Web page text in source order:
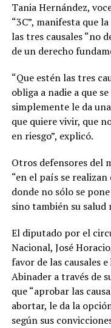
Tania Hernández,
“3C”, manifesta que
las tres causales “no
de un derecho
“Que estén las tres
obliga a nadie a que
simplemente le da
que quiere vivir, que
en riesgo”, explicó.
Otros defensores del
“en el país se
donde no sólo se
sino también su salud
El diputado por el
Nacional, José
favor de las causales
Abinader a través de
que “aprobar las
abortar, le da la
según sus